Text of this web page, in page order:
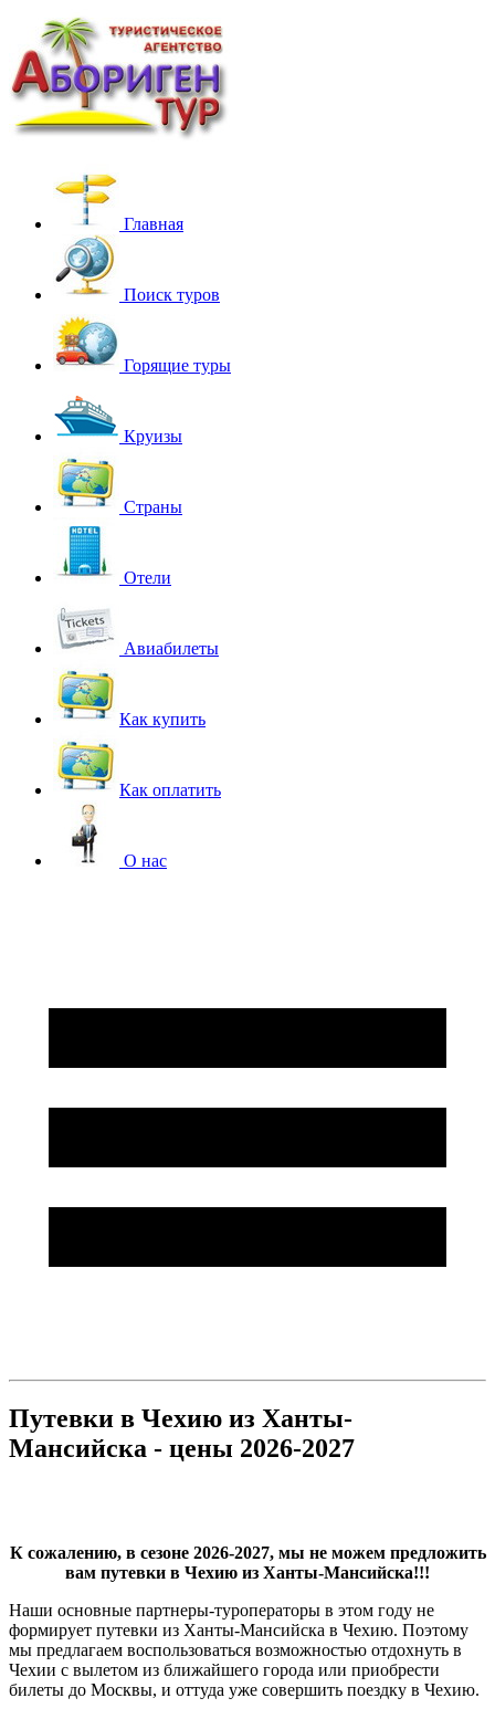
Главная
Поиск туров
Горящие туры
Круизы
Страны
Отели
Авиабилеты
Как купить
Как оплатить
О нас
Путевки в Чехию из Ханты-
Мансийска - цены 2026-2027
К сожалению, в сезоне 2026-2027, мы не можем предложить
вам путевки в Чехию из Ханты-Мансийска!!!
Наши основные партнеры-туроператоры в этом году не
формирует путевки из Ханты-Мансийска в Чехию. Поэтому
мы предлагаем воспользоваться возможностью отдохнуть в
Чехии с вылетом из ближайшего города или приобрести
билеты до Москвы, и оттуда уже совершить поездку в Чехию.